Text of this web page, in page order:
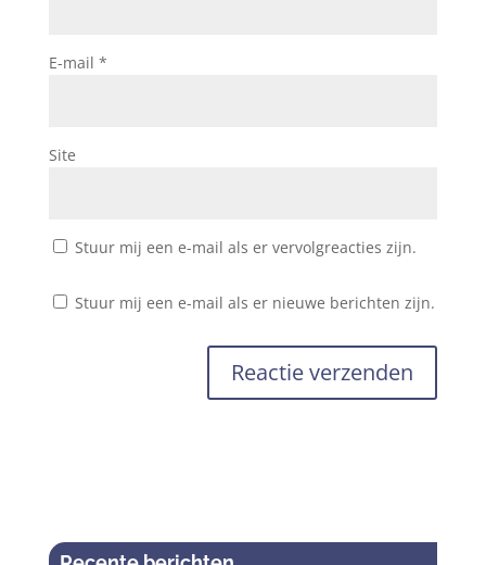
E-mail *
Site
Stuur mij een e-mail als er vervolgreacties zijn.
Stuur mij een e-mail als er nieuwe berichten zijn.